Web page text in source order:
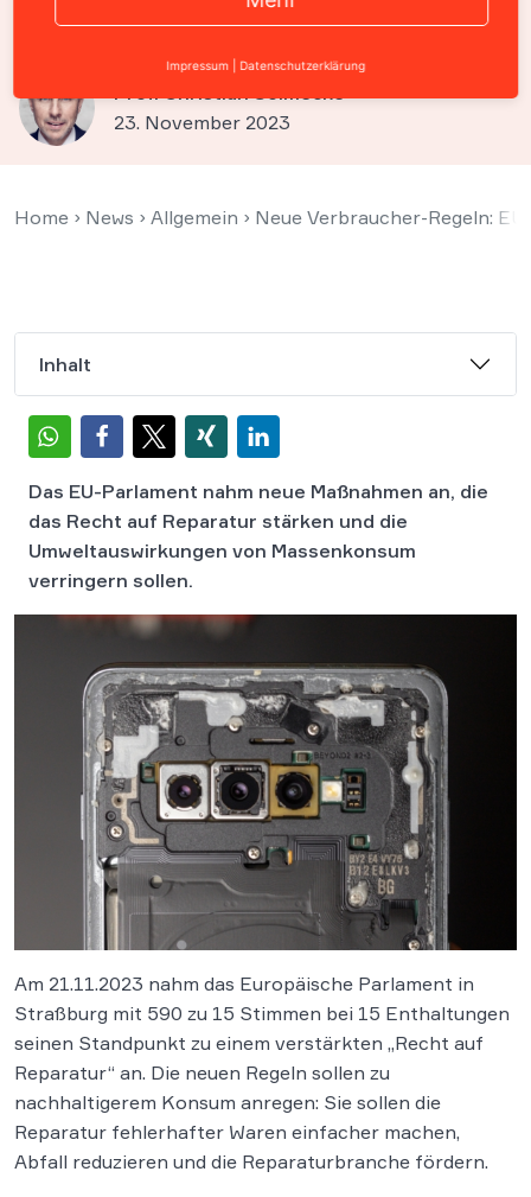
„Recht auf Reparatur“
Prof. Christian Solmecke
23. November 2023
Home › News › Allgemein › Neue Verbraucher-Regeln:
Inhalt
Das EU-Parlament nahm neue Maßnahmen an, die
das Recht auf Reparatur stärken und die
Umweltauswirkungen von Massenkonsum
verringern sollen.
Am 21.11.2023 nahm das Europäische Parlament in
Straßburg mit 590 zu 15 Stimmen bei 15 Enthaltungen
seinen Standpunkt zu einem verstärkten „Recht auf
Reparatur“ an. Die neuen Regeln sollen zu
nachhaltigerem Konsum anregen: Sie sollen die
Reparatur fehlerhafter Waren einfacher machen,
Abfall reduzieren und die Reparaturbranche fördern.
Impressum Datenschutzerklärung